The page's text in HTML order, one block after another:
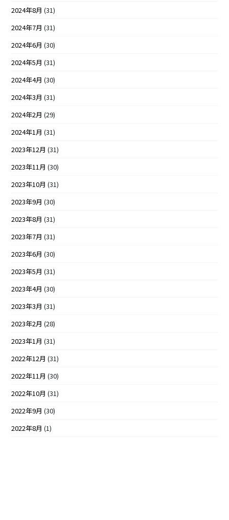
2024年8月 (31)
2024年7月 (31)
2024年6月 (30)
2024年5月 (31)
2024年4月 (30)
2024年3月 (31)
2024年2月 (29)
2024年1月 (31)
2023年12月 (31)
2023年11月 (30)
2023年10月 (31)
2023年9月 (30)
2023年8月 (31)
2023年7月 (31)
2023年6月 (30)
2023年5月 (31)
2023年4月 (30)
2023年3月 (31)
2023年2月 (28)
2023年1月 (31)
2022年12月 (31)
2022年11月 (30)
2022年10月 (31)
2022年9月 (30)
2022年8月 (1)